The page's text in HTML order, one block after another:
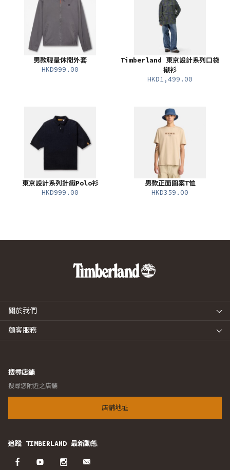
男款輕量休閒外套
HKD999.00
Timberland 東京設計系列口袋
襯衫
HKD1,499.00
東京設計系列針織Polo衫
HKD999.00
男款正面圖案T恤
HKD359.00
關於我們
顧客服務
搜尋店舖
搜尋您附近之店舖
店舖地址
追蹤 TIMBERLAND 最新動態